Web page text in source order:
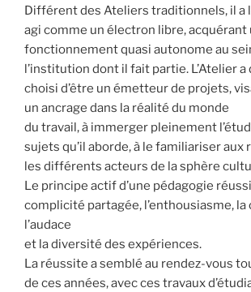
Différent des Ateliers traditionnels, il a
agi comme un électron libre, acquérant
fonctionnement quasi autonome au
l’institution dont il fait partie. L’Atelier
choisi d’être un émetteur de projets,
un ancrage dans la réalité du monde
du travail, à immerger pleinement
sujets qu’il aborde, à le familiariser aux
les différents acteurs de la sphère
Le principe actif d’une pédagogie
complicité partagée, l’enthousiasme, la
l’audace
et la diversité des expériences.
La réussite a semblé au rendez-vous
de ces années, avec ces travaux